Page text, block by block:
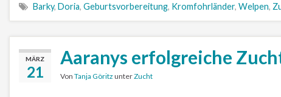
Barky, Doria, Geburtsvorbereitung, Kromfohrländer, Welpen,
MÄRZ
21
Aaranys erfolgreiche
Von Tanja Göritz unterZucht